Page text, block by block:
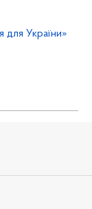
для України»